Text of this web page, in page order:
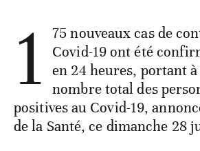
1
75 nouveaux cas de
Covid-19 ont été
en 24 heures, portant
nombre total des
positives au Covid-19,
de la Santé, ce dimanche 28